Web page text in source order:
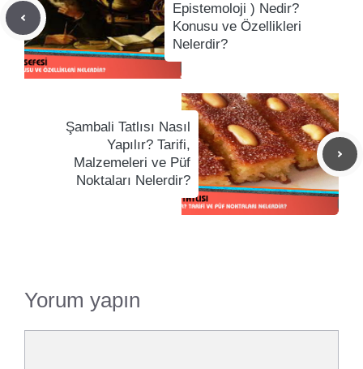
Epistemoloji ) Nedir?
Konusu ve Özellikleri
Nelerdir?
Şambali Tatlısı Nasıl
Yapılır? Tarifi,
Malzemeleri ve Püf
Noktaları Nelerdir?
Yorum yapın